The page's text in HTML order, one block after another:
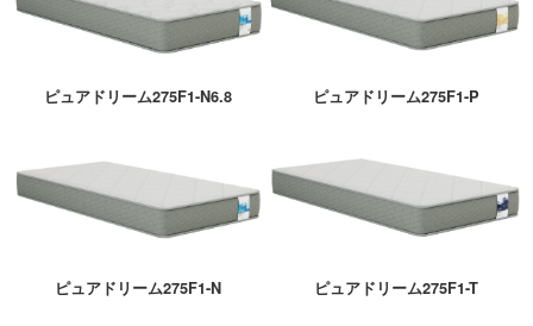
ピュアドリーム275F1-N6.8 ピュアドリーム275F1-P
ピュアドリーム275F1-N ピュアドリーム275F1-T